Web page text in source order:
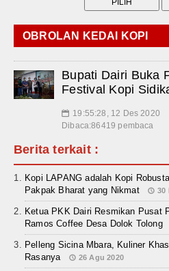
OBROLAN KEDAI KOPI
Bupati Dairi Buka
Festival Kopi
📅 19:55:28, 12 Des 2020
Dibaca:86419 pembaca
Berita terkait :
Kopi LAPANG adalah Kopi
Pakpak Bharat yang Nikmat
30
Ketua PKK Dairi Resmikan Pusat
Ramos Coffee Desa Dolok Tolong
Pelleng Sicina Mbara, Kuliner
Rasanya
26 Agu 2020